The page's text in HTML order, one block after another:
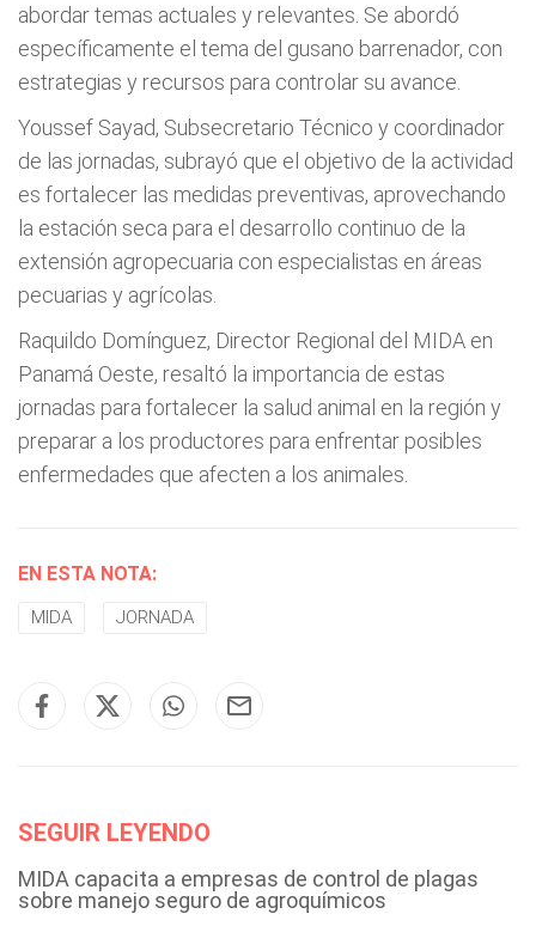
abordar temas actuales y relevantes. Se abordó
específicamente el tema del gusano barrenador, con
estrategias y recursos para controlar su avance.
Youssef Sayad, Subsecretario Técnico y coordinador
de las jornadas, subrayó que el objetivo de la actividad
es fortalecer las medidas preventivas, aprovechando
la estación seca para el desarrollo continuo de la
extensión agropecuaria con especialistas en áreas
pecuarias y agrícolas.
Raquildo Domínguez, Director Regional del MIDA en
Panamá Oeste, resaltó la importancia de estas
jornadas para fortalecer la salud animal en la región y
preparar a los productores para enfrentar posibles
enfermedades que afecten a los animales.
EN ESTA NOTA:
MIDA JORNADA
SEGUIR LEYENDO
MIDA capacita a empresas de control de plagas
sobre manejo seguro de agroquímicos